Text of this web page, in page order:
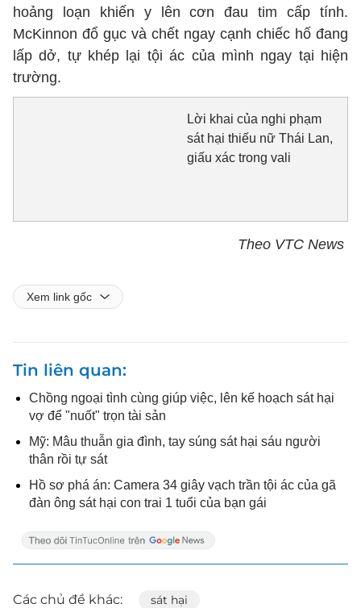
hoảng loạn khiến y lên cơn đau tim cấp tính.
McKinnon đổ gục và chết ngay cạnh chiếc hố đang
lấp dở, tự khép lại tội ác của mình ngay tại hiện
trường.
Lời khai của nghi phạm
sát hại thiếu nữ Thái Lan,
giấu xác trong vali
Theo VTC News
Xem link gốc
Tin liên quan
Chồng ngoại tình cùng giúp việc, lên kế hoạch sát hại
vợ để "nuốt" trọn tài sản
Mỹ: Mâu thuẫn gia đình, tay súng sát hại sáu người
thân rồi tự sát
Hồ sơ phá án: Camera 34 giây vạch trần tội ác của gã
đàn ông sát hại con trai 1 tuổi của bạn gái
Các chủ đề khác: sát hại